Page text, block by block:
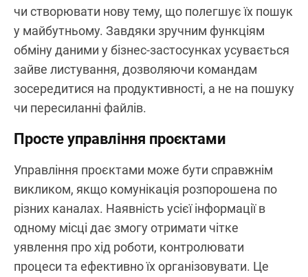
чи створювати нову тему, що полегшує їх пошук
у майбутньому. Завдяки зручним функціям
обміну даними у бізнес-застосунках усувається
зайве листування, дозволяючи командам
зосередитися на продуктивності, а не на пошуку
чи пересиланні файлів.
Просте управління проєктами
Управління проєктами може бути справжнім
викликом, якщо комунікація розпорошена по
різних каналах. Наявність усієї інформації в
одному місці дає змогу отримати чітке
уявлення про хід роботи, контролювати
процеси та ефективно їх організовувати. Це